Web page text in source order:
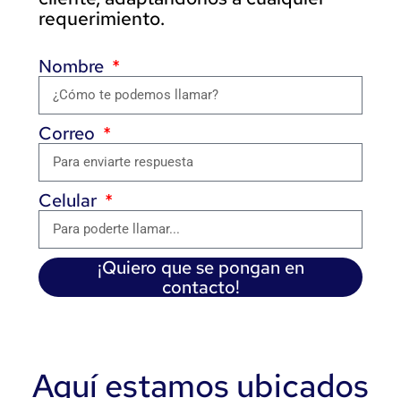
requerimiento.
Nombre
Correo
Celular
¡Quiero que se pongan en
contacto!
Aquí estamos ubicados